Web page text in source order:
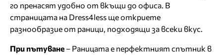
го пренасят удобно от вкъщи до офиса. В
страницата на Dress4less ще откриете
разнообразие от раници, подходящи за всеки вкус.
При пътуване – Раницата е перфектният спътник в